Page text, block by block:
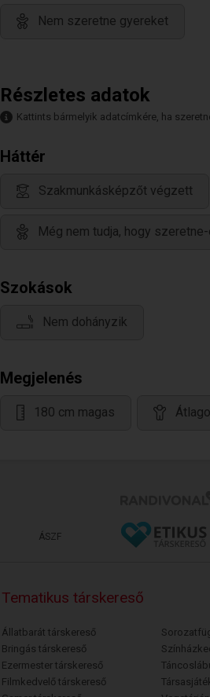
Nem szeretne gyereket
Részletes adatok
Kattints bármelyik adatcímkére, ha
Háttér
Szakmunkásképzőt végzett
Még nem tudja, hogy
Szokások
Nem dohányzik
Megjelenés
180 cm magas
ÁSZF
Tematikus társkereső
Állatbarát társkereső
Bringás társkereső
Ezermester társkereső
Filmkedvelő társkereső